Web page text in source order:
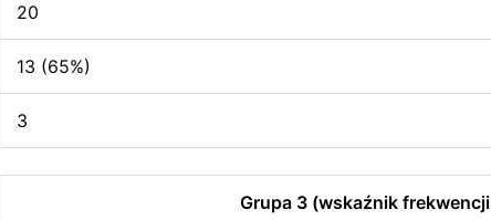
20
13 (65%)
3
Grupa 3 (wskaźnik